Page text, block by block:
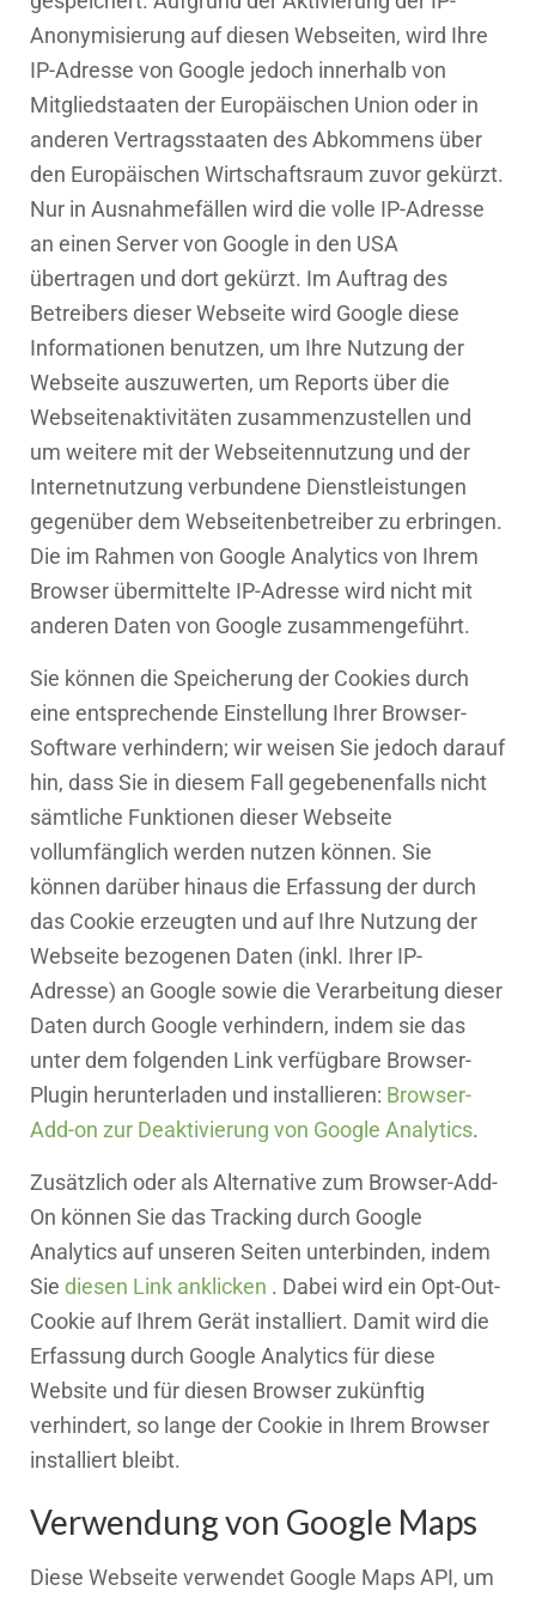
Anonymisierung auf diesen Webseiten, wird Ihre
IP-Adresse von Google jedoch innerhalb von
Mitgliedstaaten der Europäischen Union oder in
anderen Vertragsstaaten des Abkommens über
den Europäischen Wirtschaftsraum zuvor gekürzt.
Nur in Ausnahmefällen wird die volle IP-Adresse
an einen Server von Google in den USA
übertragen und dort gekürzt. Im Auftrag des
Betreibers dieser Webseite wird Google diese
Informationen benutzen, um Ihre Nutzung der
Webseite auszuwerten, um Reports über die
Webseitenaktivitäten zusammenzustellen und
um weitere mit der Webseitennutzung und der
Internetnutzung verbundene Dienstleistungen
gegenüber dem Webseitenbetreiber zu erbringen.
Die im Rahmen von Google Analytics von Ihrem
Browser übermittelte IP-Adresse wird nicht mit
anderen Daten von Google zusammengeführt.
Sie können die Speicherung der Cookies durch
eine entsprechende Einstellung Ihrer Browser-
Software verhindern; wir weisen Sie jedoch darauf
hin, dass Sie in diesem Fall gegebenenfalls nicht
sämtliche Funktionen dieser Webseite
vollumfänglich werden nutzen können. Sie
können darüber hinaus die Erfassung der durch
das Cookie erzeugten und auf Ihre Nutzung der
Webseite bezogenen Daten (inkl. Ihrer IP-
Adresse) an Google sowie die Verarbeitung dieser
Daten durch Google verhindern, indem sie das
unter dem folgenden Link verfügbare Browser-
Plugin herunterladen und installieren: Browser-
Add-on zur Deaktivierung von Google Analytics.
Zusätzlich oder als Alternative zum Browser-Add-
On können Sie das Tracking durch Google
Analytics auf unseren Seiten unterbinden, indem
Sie diesen Link anklicken . Dabei wird ein Opt-Out-
Cookie auf Ihrem Gerät installiert. Damit wird die
Erfassung durch Google Analytics für diese
Website und für diesen Browser zukünftig
verhindert, so lange der Cookie in Ihrem Browser
installiert bleibt.
Verwendung von Google Maps
Diese Webseite verwendet Google Maps API, um